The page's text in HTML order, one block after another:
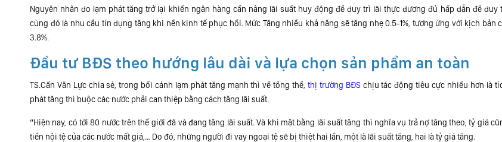
Nguyên nhân do lạm phát tăng trở lại khiến ngân hàng cần nâng lãi suất huy động để duy trì lãi thực dương đủ hấp dẫn để duy
cùng đó là nhu cầu tín dụng tăng khi nền kinh tế phục hồi. Mức Tăng nhiều khả năng sẽ tăng nhẹ 0.5-1%, tương ứng với kịch bản
3.8%.
Đầu tư BĐS theo hướng lâu dài và lựa chọn sản phẩm an toàn
TS.Cấn Văn Lực chia sẻ, trong bối cảnh lạm phát tăng mạnh thì về tổng thể, thị trường BĐS chịu tác động tiêu cực nhiều hơn là
phát tăng thì buộc các nước phải can thiệp bằng cách tăng lãi suất.
“Hiện nay, có tới 80 nước trên thế giới đã và đang tăng lãi suất. Và khi mặt bằng lãi suất tăng thì nghĩa vụ trả nợ tăng theo, tỷ giá
tiền nội tệ của các nước mất giá,… Do đó, những người đi vay ngoại tệ sẽ bị thiệt hai lần, một là lãi suất tăng, hai là tỷ giá tăng.